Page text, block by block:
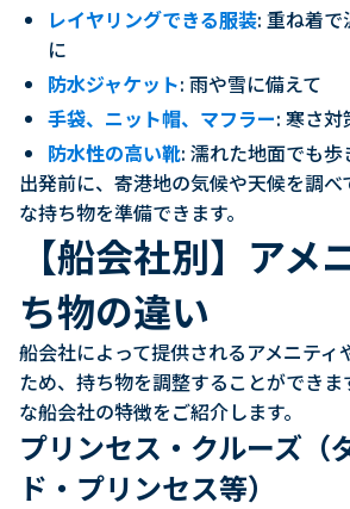
レイヤリングできる服装: 重ね着で
に
防水ジャケット: 雨や雪に備えて
手袋、ニット帽、マフラー: 寒さ対
防水性の高い靴: 濡れた地面でも
出発前に、寄港地の気候や天候を調
な持ち物を準備できます。
【船会社別】アメ
ち物の違い
船会社によって提供されるアメニティ
ため、持ち物を調整することができ
な船会社の特徴をご紹介します。
プリンセス・クルーズ（
ド・プリンセス等）